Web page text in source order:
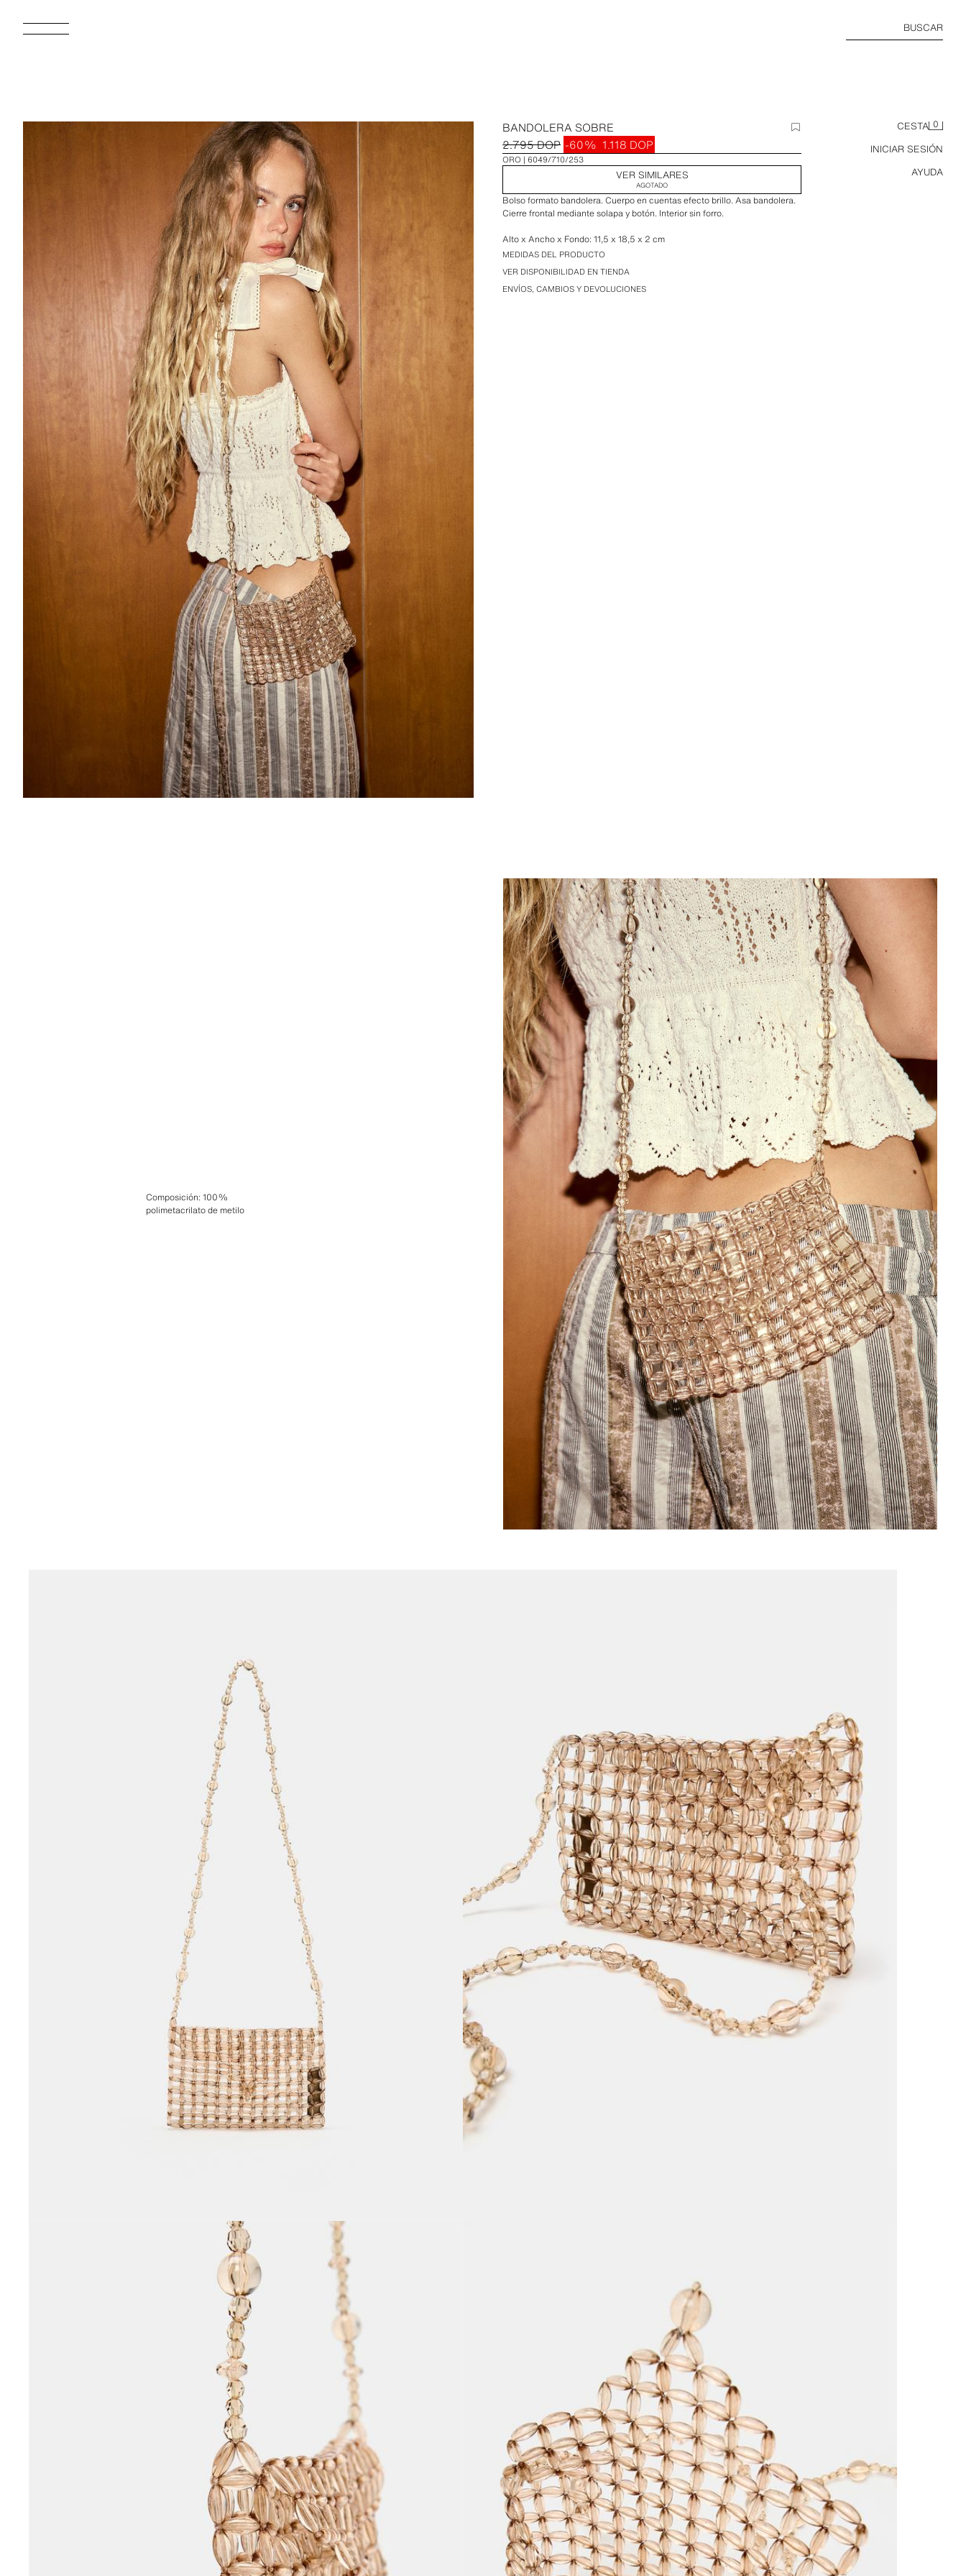
BUSCAR
CESTA 0
INICIAR SESIÓN
AYUDA
BANDOLERA SOBRE
2.795 DOP -60% 1.118 DOP
ORO 6049/710/253
VER SIMILARES
AGOTADO
Bolso formato bandolera. Cuerpo en cuentas efecto brillo. Asa bandolera.
Cierre frontal mediante solapa y botón. Interior sin forro.
Alto x Ancho x Fondo: 11,5 x 18,5 x 2 cm
MEDIDAS DEL PRODUCTO
VER DISPONIBILIDAD EN TIENDA
ENVÍOS, CAMBIOS Y DEVOLUCIONES
Composición:100%
polimetacrilato de metilo